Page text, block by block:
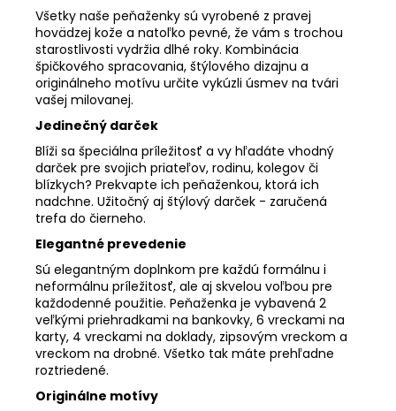
Všetky naše peňaženky sú vyrobené z pravej
hovädzej kože a natoľko pevné, že vám s trochou
starostlivosti vydržia dlhé roky. Kombinácia
špičkového spracovania, štýlového dizajnu a
originálneho motívu určite vykúzli úsmev na tvári
vašej milovanej.
Jedinečný darček
Blíži sa špeciálna príležitosť a vy hľadáte vhodný
darček pre svojich priateľov, rodinu, kolegov či
blízkych? Prekvapte ich peňaženkou, ktorá ich
nadchne. Užitočný aj štýlový darček - zaručená
trefa do čierneho.
Elegantné prevedenie
Sú elegantným doplnkom pre každú formálnu i
neformálnu príležitosť, ale aj skvelou voľbou pre
každodenné použitie. Peňaženka je vybavená 2
veľkými priehradkami na bankovky, 6 vreckami na
karty, 4 vreckami na doklady, zipsovým vreckom a
vreckom na drobné. Všetko tak máte prehľadne
roztriedené.
Originálne motívy